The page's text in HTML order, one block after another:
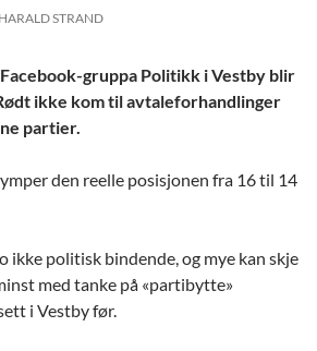
STRAND
gruppa Politikk i Vestby blir
ikke kom til avtaleforhandlinger
partier.
den reelle posisjonen fra 16 til 14
ikke politisk bindende, og mye kan skje
med tanke på «partibytte»
i Vestby før.